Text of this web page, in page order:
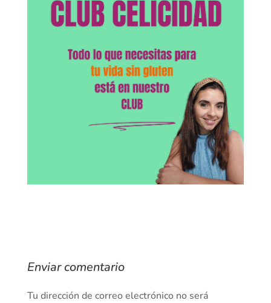
Enviar comentario
Tu dirección de correo electrónico no será